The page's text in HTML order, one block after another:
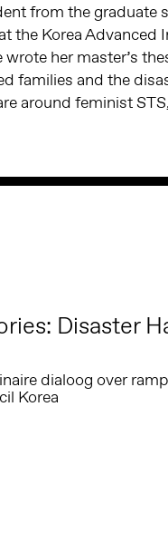
from the graduate
the Korea Advanced
her master’s
families and the
around feminist
Disaster
dialoog over
Korea